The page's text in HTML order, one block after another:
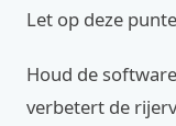
Let op deze
Houd de
verbetert de